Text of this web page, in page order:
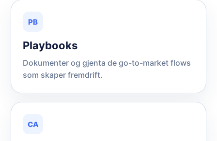
PB
Playbooks
Dokumenter og gjenta de go-to-market flows
som skaper fremdrift.
CA